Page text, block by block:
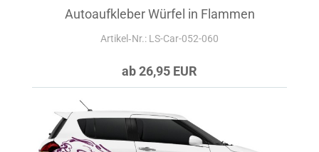
Autoaufkleber Würfel in Flammen
Artikel‑Nr.: LS-Car-052-060
ab 26,95 EUR